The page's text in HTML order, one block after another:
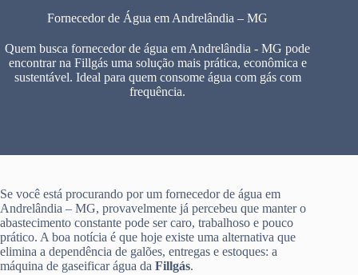
Fornecedor de Água em Andrelândia – MG
Quem busca fornecedor de água em Andrelândia - MG pode
encontrar na Fillgás uma solução mais prática, econômica e
sustentável. Ideal para quem consome água com gás com
frequência.
Se você está procurando por um fornecedor de água em
Andrelândia – MG, provavelmente já percebeu que manter o
abastecimento constante pode ser caro, trabalhoso e pouco
prático. A boa notícia é que hoje existe uma alternativa que
elimina a dependência de galões, entregas e estoques: a
máquina de gaseificar água da Fillgás.